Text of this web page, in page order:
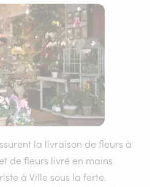
la livraison de fleurs à
de fleurs livré en mains
à Ville sous la ferte.